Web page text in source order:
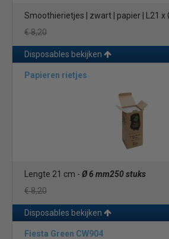
Smoothierietjes | zwart | papier | L21 x
€ 8,20
Disposables bekijken
Papieren rietjes
Lengte 21 cm - Ø 6 mm250 stuks
€ 8,20
Disposables bekijken
Fiesta Green CW904